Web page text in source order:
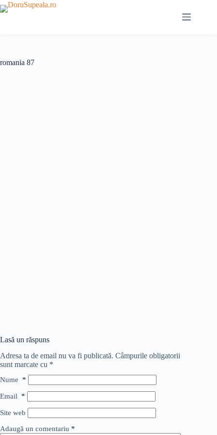
Sari
la
romania 87
Lasă un răspuns
Adresa ta de email nu va fi publicată. Câmpurile obligatorii
sunt marcate cu *
Nume *
Email *
Site web
Adaugă un comentariu *